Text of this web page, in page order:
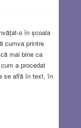
o în școala
cumva printre
mai bine ca
a procedat
se află în text, în